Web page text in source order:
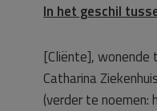
In het geschil
[Cliënte],
Catharina
(verder te noemen: